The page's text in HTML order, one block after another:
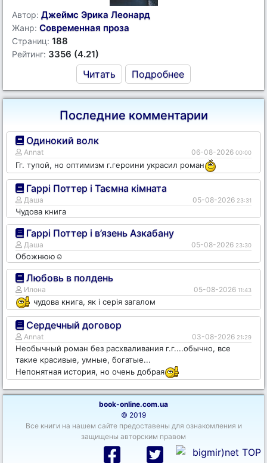
Автор: Джеймс Эрика Леонард
Жанр: Современная проза
Страниц: 188
Рейтинг: 3356 (4.21)
Читать Подробнее
Последние комментарии
Одинокий волк
Annat 06-08-2026 00:00
Гг. тупой, но оптимизм г.героини украсил роман
Гаррі Поттер і Таємна кімната
Даша 05-08-2026 23:31
Чудова книга
Гаррі Поттер і в’язень Азкабану
Даша 05-08-2026 23:30
Обожнюю☺️
Любовь в полдень
Илона 05-08-2026 11:43
чудова книга, як і серія загалом
Сердечный договор
Annat 03-08-2026 21:29
Необычный роман без расхваливания г.г....обычно, все
такие красивые, умные, богатые...
Непонятная история, но очень добрая
book-online.com.ua
© 2019
Все книги на нашем сайте предоставены для ознакомления и
защищены авторским правом